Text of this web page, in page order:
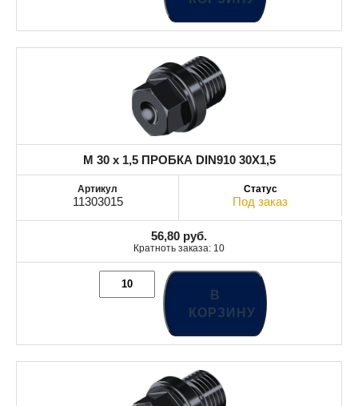
M 30 x 1,5 ПРОБКА DIN910 30X1,5
11303015 Под заказ
56,80 руб.
Кратноть заказа: 10
В
КОРЗИНУ